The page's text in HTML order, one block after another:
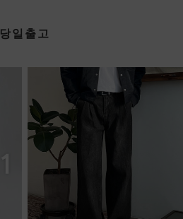
당일출고